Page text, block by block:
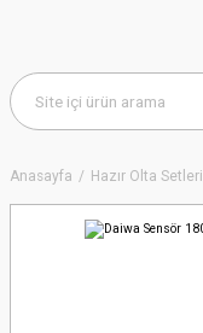
Anasayfa Hazır Olta Setleri